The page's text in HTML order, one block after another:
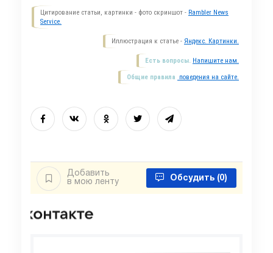
Цитирование статьи, картинки - фото скриншот - Rambler News
Service.
Иллюстрация к статье - Яндекс. Картинки.
Есть вопросы. Напишите нам.
Общие правила поведения на сайте.
Добавить
в мою ленту
Обсудить (0)